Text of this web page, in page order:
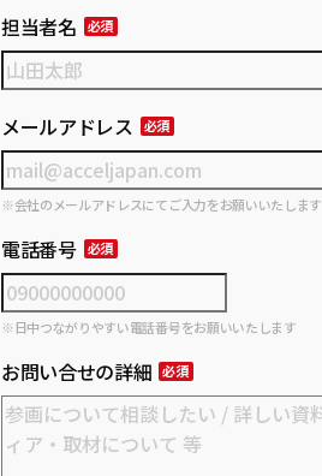
担当者名
メールアドレス
※会社のメールアドレスにてご入力をお願いいたします
電話番号
※日中つながりやすい電話番号をお願いいたします
お問い合せの詳細